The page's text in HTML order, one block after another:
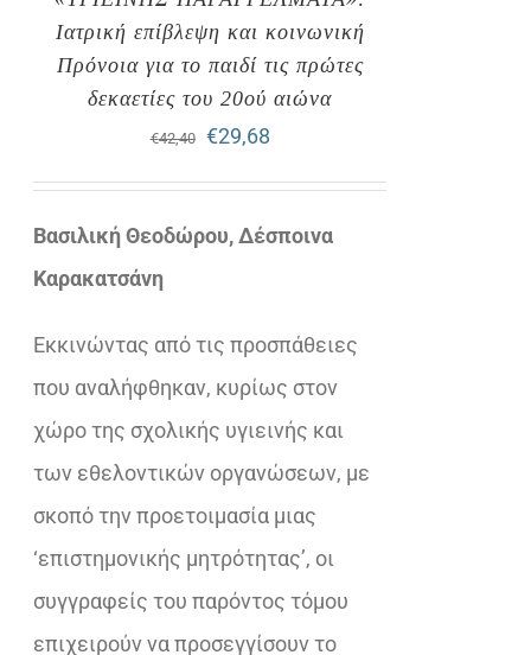
Ιατρική επίβλεψη και κοινωνική
Πρόνοια για το παιδί τις πρώτες
δεκαετίες του 20ού αιώνα
€42,40
Original
price
€29,68Η
τρέχουσα
Βασιλική Θεοδώρου, Δέσποινα
Καρακατσάνη
Eκκινώντας από τις προσπάθειες
που αναλήφθηκαν, κυρίως στον
χώρο της σχολικής υγιεινής και
των εθελοντικών οργανώσεων, με
σκοπό την προετοιμασία μιας
‘επιστημονικής μητρότητας’, οι
συγγραφείς του παρόντος τόμου
επιχειρούν να προσεγγίσουν το